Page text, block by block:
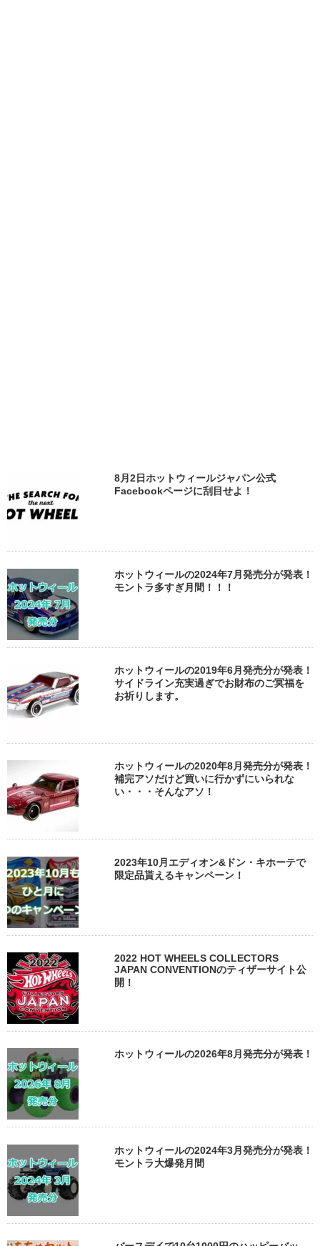
8月2日ホットウィールジャパン公式
Facebookページに刮目せよ！
ホットウィールの2024年7月発売分が発表！
モントラ多すぎ月間！！！
ホットウィールの2019年6月発売分が発表！
サイドライン充実過ぎでお財布のご冥福を
お祈りします。
ホットウィールの2020年8月発売分が発表！
補完アソだけど買いに行かずにいられな
い・・・そんなアソ！
2023年10月エディオン&ドン・キホーテで
限定品貰えるキャンペーン！
2022 HOT WHEELS COLLECTORS
JAPAN CONVENTIONのティザーサイト公
開！
ホットウィールの2026年8月発売分が発表！
ホットウィールの2024年3月発売分が発表！
モントラ大爆発月間